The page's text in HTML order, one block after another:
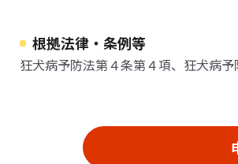
根拠法律・条例等
狂犬病予防法第４条第４項、狂犬病